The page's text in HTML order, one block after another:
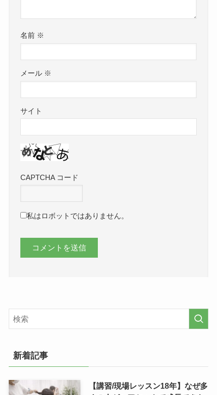
名前 ※
メール ※
サイト
CAPTCHA コード
私はロボットではありません。
新着記事
【講習/現場レッスン18年】なぜ多